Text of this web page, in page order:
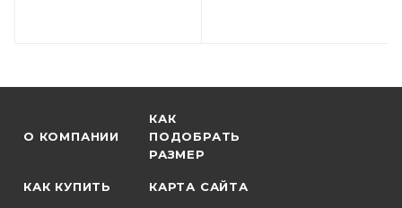
О КОМПАНИИ
КАК
ПОДОБРАТЬ
РАЗМЕР
КАК КУПИТЬ КАРТА САЙТА